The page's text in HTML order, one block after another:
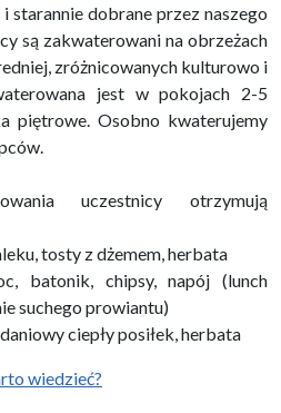
starannie dobrane przez naszego
są zakwaterowani na obrzeżach
zróżnicowanych kulturowo i
jest w pokojach 2-5
piętrowe. Osobno kwaterujemy
uczestnicy otrzymują
tosty z dżemem, herbata
batonik, chipsy, napój (lunch
suchego prowiantu)
ciepły posiłek, herbata
wiedzieć?